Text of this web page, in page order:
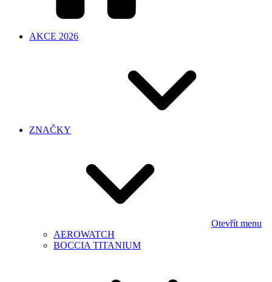
AKCE 2026
ZNAČKY
Otevřít menu
AEROWATCH
BOCCIA TITANIUM